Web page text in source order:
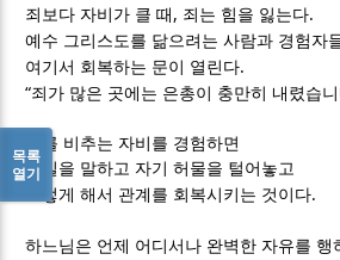
죄보다 자비가 클 때 , 죄는 힘을 잃는다.
예수 그리스도를 닮으려는 사람과 경험자
여기서 회복하는 문이 열린다.
“죄가 많은 곳에는 은총이 충만히 내렸습
죄를 비추는 자비를 경험하면
진실을 말하고 자기 허물을 털어놓고
그렇게 해서 관계를 회복시키는 것이다.
하느님은 언제 어디서나 완벽한 자유를 행
목록
열기